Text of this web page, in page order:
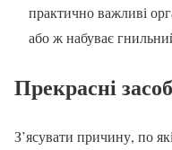
практично важливі
або ж набуває
Прекрасні
З’ясувати причину, по